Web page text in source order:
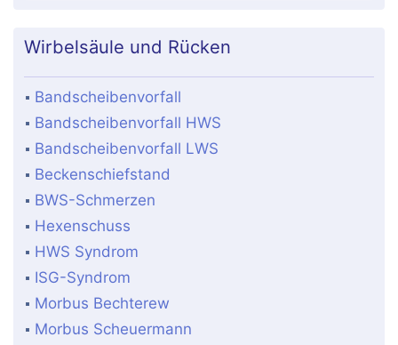
Wirbelsäule und Rücken
Bandscheibenvorfall
Bandscheibenvorfall HWS
Bandscheibenvorfall LWS
Beckenschiefstand
BWS-Schmerzen
Hexenschuss
HWS Syndrom
ISG-Syndrom
Morbus Bechterew
Morbus Scheuermann